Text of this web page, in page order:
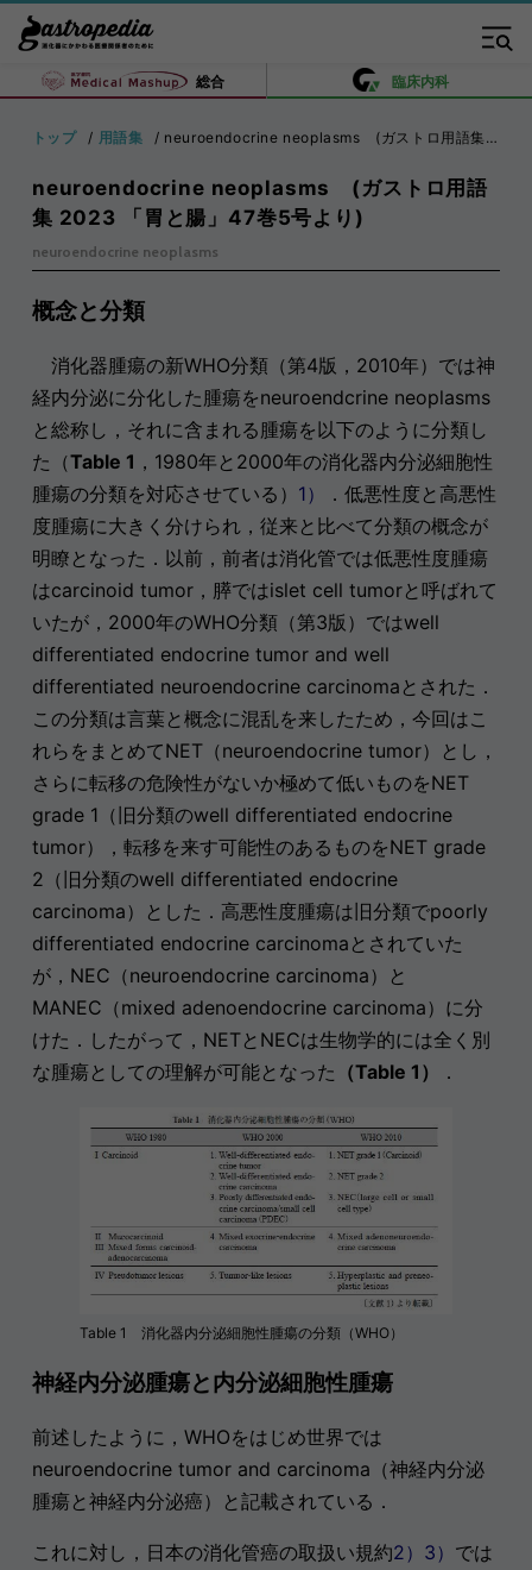
総合 臨床内科
トップ 用語集 neuroendocrine neoplasms (ガストロ用語集 2023 「胃と腸」47巻5号より)
neuroendocrine neoplasms (ガストロ用語
集 2023 「胃と腸」47巻5号より)
neuroendocrine neoplasms
概念と分類
消化器腫瘍の新WHO分類（第4版，2010年）では神
経内分泌に分化した腫瘍をneuroendcrine neoplasms
と総称し，それに含まれる腫瘍を以下のように分類し
た（Table 1 ，1980年と2000年の消化器内分泌細胞性
腫瘍の分類を対応させている） 1）
．低悪性度と高悪性
度腫瘍に大きく分けられ，従来と比べて分類の概念が
明瞭となった．以前，前者は消化管では低悪性度腫瘍
はcarcinoid tumor，膵ではislet cell tumorと呼ばれて
いたが，2000年のWHO分類（第3版）ではwell
differentiated endocrine tumor and well
differentiated neuroendocrine carcinomaとされた．
この分類は言葉と概念に混乱を来したため，今回はこ
れらをまとめてNET（neuroendocrine tumor）とし，
さらに転移の危険性がないか極めて低いものをNET
grade 1（旧分類のwell differentiated endocrine
tumor），転移を来す可能性のあるものをNET grade
2（旧分類のwell differentiated endocrine
carcinoma）とした．高悪性度腫瘍は旧分類でpoorly
differentiated endocrine carcinomaとされていた
が，NEC（neuroendocrine carcinoma）と
MANEC（mixed adenoendocrine carcinoma）に分
けた．したがって，NETとNECは生物学的には全く別
な腫瘍としての理解が可能となった （Table 1） ．
Table 1 消化器内分泌細胞性腫瘍の分類（WHO）
神経内分泌腫瘍と内分泌細胞性腫瘍
前述したように，WHOをはじめ世界では
neuroendocrine tumor and carcinoma（神経内分泌
腫瘍と神経内分泌癌）と記載されている．
これに対し，日本の消化管癌の取扱い規約2）3） では